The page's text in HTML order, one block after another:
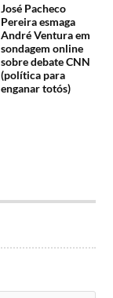
José Pacheco
Pereira esmaga
André Ventura em
sondagem online
sobre debate CNN
(política para
enganar totós)